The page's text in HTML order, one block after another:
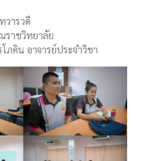
ารวดี
ราชวิทยาลัย
คิน อาจารย์ประจำวิชา